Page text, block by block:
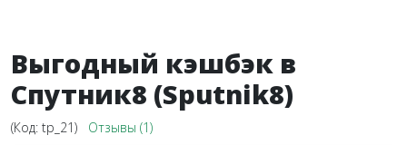
Выгодный кэшбэк в
Спутник8 (Sputnik8)
(Код: tp_21) Отзывы (1)